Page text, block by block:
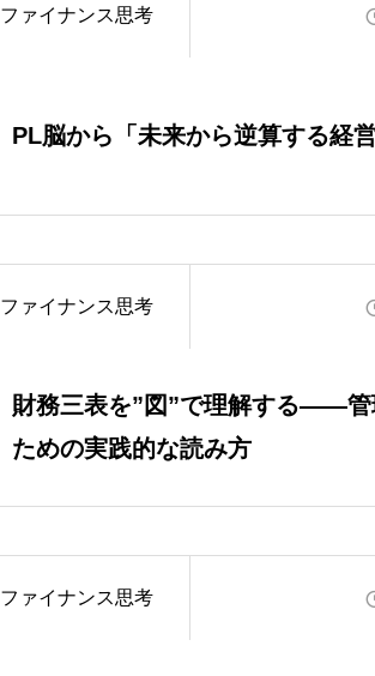
ファイナンス思考
PL脳から「未来から逆算する経
ファイナンス思考
財務三表を”図”で理解する——管
ための実践的な読み方
ファイナンス思考